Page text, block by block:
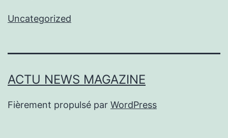
Uncategorized
ACTU NEWS MAGAZINE
Fièrement propulsé par WordPress